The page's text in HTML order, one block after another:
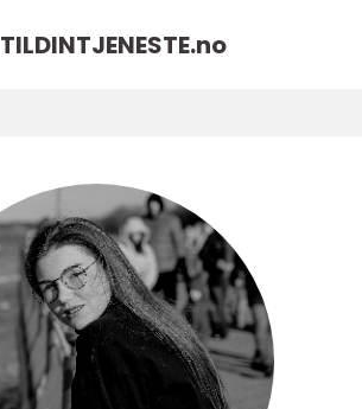
TILDINTJENESTE.no